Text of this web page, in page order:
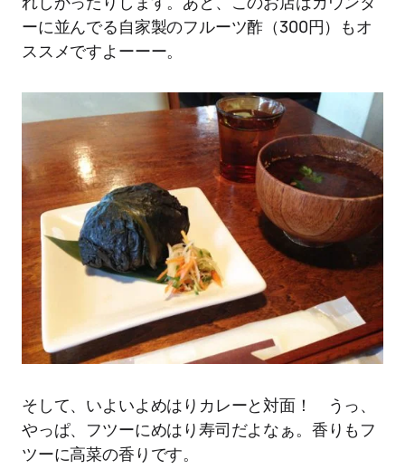
ーに並んでる自家製のフルーツ酢（300円）もオ
ススメですよーーー。
そして、いよいよめはりカレーと対面！ うっ、
やっぱ、フツーにめはり寿司だよなぁ。香りもフ
ツーに高菜の香りです。